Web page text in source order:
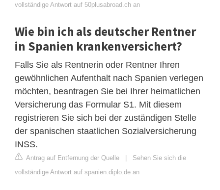
vollständige Antwort auf 50plusabroad.ch an
Wie bin ich als deutscher Rentner
in Spanien krankenversichert?
Falls Sie als Rentnerin oder Rentner Ihren
gewöhnlichen Aufenthalt nach Spanien verlegen
möchten, beantragen Sie bei Ihrer heimatlichen
Versicherung das Formular S1. Mit diesem
registrieren Sie sich bei der zuständigen Stelle
der spanischen staatlichen Sozialversicherung
INSS.
Antrag auf Entfernung der Quelle | Sehen Sie sich die
vollständige Antwort auf spanien.diplo.de an